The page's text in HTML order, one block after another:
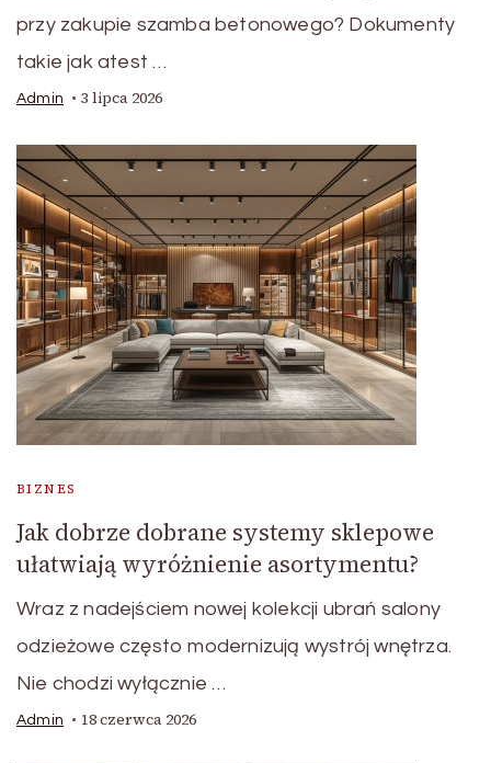
przy zakupie szamba betonowego? Dokumenty
takie jak atest …
Admin 3 lipca 2026
BIZNES
Jak dobrze dobrane systemy sklepowe
ułatwiają wyróżnienie asortymentu?
Wraz z nadejściem nowej kolekcji ubrań salony
odzieżowe często modernizują wystrój wnętrza.
Nie chodzi wyłącznie …
Admin 18 czerwca 2026